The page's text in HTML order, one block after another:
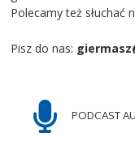
Polecamy też słuchać
Pisz do nas:
PODCAST